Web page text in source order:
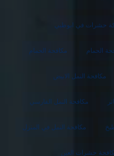
حشرات في ابوظبي
الحمام مكافحة الحمام
مكافحة النمل الابيض
مكافحة النمل الفارسي
مكافحة النمل في المنزل
حشرات العين